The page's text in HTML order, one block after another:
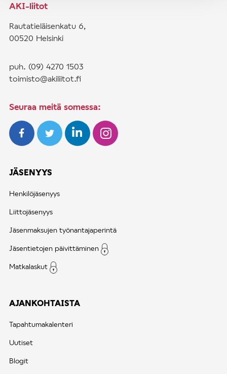
AKI-liitot
Rautatieläisenkatu 6,
00520 Helsinki
puh. (09) 4270 1503
toimisto@akiliitot.fi
Seuraa meitä somessa:
JÄSENYYS
Henkilöjäsenyys
Liittojäsenyys
Jäsenmaksujen työnantajaperintä
Jäsentietojen päivittäminen
Matkalaskut
AJANKOHTAISTA
Tapahtumakalenteri
Uutiset
Blogit